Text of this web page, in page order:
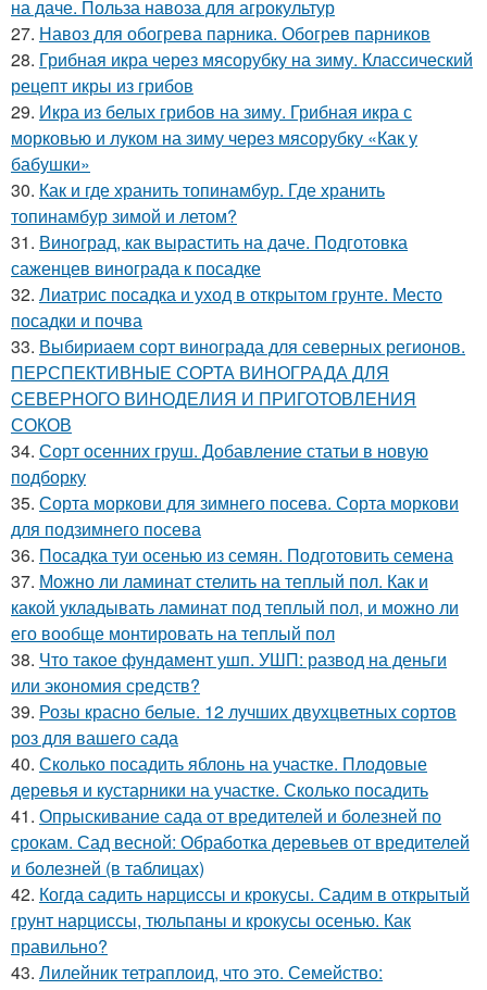
на даче. Польза навоза для агрокультур
27. Навоз для обогрева парника. Обогрев парников
28. Грибная икра через мясорубку на зиму. Классический
рецепт икры из грибов
29. Икра из белых грибов на зиму. Грибная икра с
морковью и луком на зиму через мясорубку «Как у
бабушки»
30. Как и где хранить топинамбур. Где хранить
топинамбур зимой и летом?
31. Виноград, как вырастить на даче. Подготовка
саженцев винограда к посадке
32. Лиатрис посадка и уход в открытом грунте. Место
посадки и почва
33. Выбириаем сорт винограда для северных регионов.
ПЕРСПЕКТИВНЫЕ СОРТА ВИНОГРАДА ДЛЯ
CЕВЕРНОГО ВИНОДЕЛИЯ И ПРИГОТОВЛЕНИЯ
СОКОВ
34. Сорт осенних груш. Добавление статьи в новую
подборку
35. Сорта моркови для зимнего посева. Сорта моркови
для подзимнего посева
36. Посадка туи осенью из семян. Подготовить семена
37. Можно ли ламинат стелить на теплый пол. Как и
какой укладывать ламинат под теплый пол, и можно ли
его вообще монтировать на теплый пол
38. Что такое фундамент ушп. УШП: развод на деньги
или экономия средств?
39. Розы красно белые. 12 лучших двухцветных сортов
роз для вашего сада
40. Сколько посадить яблонь на участке. Плодовые
деревья и кустарники на участке. Сколько посадить
41. Опрыскивание сада от вредителей и болезней по
срокам. Сад весной: Обработка деревьев от вредителей
и болезней (в таблицах)
42. Когда садить нарциссы и крокусы. Садим в открытый
грунт нарциссы, тюльпаны и крокусы осенью. Как
правильно?
43. Лилейник тетраплоид, что это. Семейство: